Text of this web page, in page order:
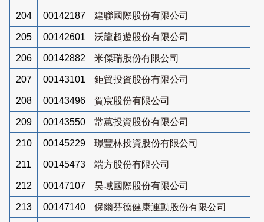
204 00142187 建聯國際股份有限公司
205 00142601 沃龍超遊股份有限公司
206 00142882 米傑瑞股份有限公司
207 00143101 鉅貿投資股份有限公司
208 00143496 賀宸股份有限公司
209 00143550 常蕙投資股份有限公司
210 00145229 璟豐林投資股份有限公司
211 00145473 端方股份有限公司
212 00147107 昊域國際股份有限公司
213 00147140 保爾芬德健康運動股份有限公司